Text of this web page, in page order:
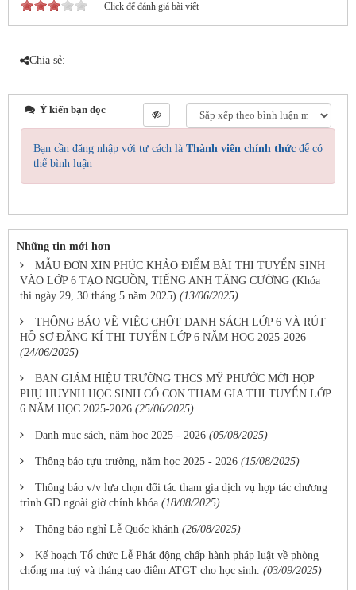
Click để đánh giá bài viết
Chia sẻ:
Ý kiến bạn đọc
Bạn cần đăng nhập với tư cách là Thành viên chính thức để có
thể bình luận
Những tin mới hơn
MẪU ĐƠN XIN PHÚC KHẢO ĐIỂM BÀI THI TUYỂN SINH
VÀO LỚP 6 TẠO NGUỒN, TIẾNG ANH TĂNG CƯỜNG (Khóa
thi ngày 29, 30 tháng 5 năm 2025) (13/06/2025)
THÔNG BÁO VỀ VIỆC CHỐT DANH SÁCH LỚP 6 VÀ RÚT
HỒ SƠ ĐĂNG KÍ THI TUYỂN LỚP 6 NĂM HỌC 2025-2026
(24/06/2025)
BAN GIÁM HIỆU TRƯỜNG THCS MỸ PHƯỚC MỜI HỌP
PHỤ HUYNH HỌC SINH CÓ CON THAM GIA THI TUYỂN LỚP
6 NĂM HỌC 2025-2026 (25/06/2025)
Danh mục sách, năm học 2025 - 2026 (05/08/2025)
Thông báo tựu trường, năm học 2025 - 2026 (15/08/2025)
Thông báo v/v lựa chọn đối tác tham gia dịch vụ hợp tác chương
trình GD ngoài giờ chính khóa (18/08/2025)
Thông báo nghỉ Lễ Quốc khánh (26/08/2025)
Kế hoạch Tổ chức Lễ Phát động chấp hành pháp luật về phòng
chống ma tuý và tháng cao điểm ATGT cho học sinh. (03/09/2025)